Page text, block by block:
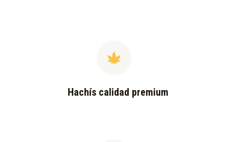
Hachís calidad premium